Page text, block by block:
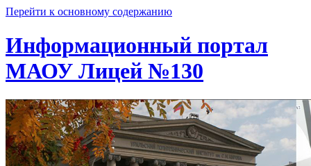
Перейти к основному содержанию
Информационный портал
МАОУ Лицей №130